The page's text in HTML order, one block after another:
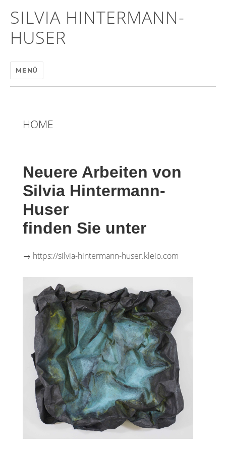
SILVIA HINTERMANN-
HUSER
MENÜ
HOME
Neuere Arbeiten von
Silvia Hintermann-
Huser
finden Sie unter
→ https://silvia-hintermann-huser.kleio.com